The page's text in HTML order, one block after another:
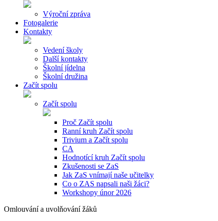
Výroční zpráva
Fotogalerie
Kontakty
Vedení školy
Další kontakty
Školní jídelna
Školní družina
Začít spolu
Začít spolu
Proč Začít spolu
Ranní kruh Začít spolu
Trivium a Začít spolu
CA
Hodnotící kruh Začít spolu
Zkušenosti se ZaS
Jak ZaS vnímají naše učitelky
Co o ZAS napsali naši žáci?
Workshopy únor 2026
Omlouvání a uvolňování žáků